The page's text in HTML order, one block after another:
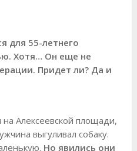
для 55-летнего
Хотя… Он еще не
Придет ли? Да и
Алексеевской площади,
выгуливал собаку.
Но явились они